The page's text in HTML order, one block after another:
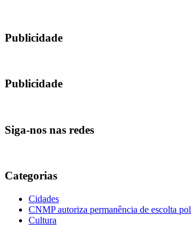
Publicidade
Publicidade
Siga-nos nas redes
Categorias
Cidades
CNMP autoriza permanência de escolta
Cultura